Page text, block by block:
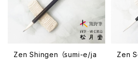
Zen Shingen （sumi-e/ja
Zen